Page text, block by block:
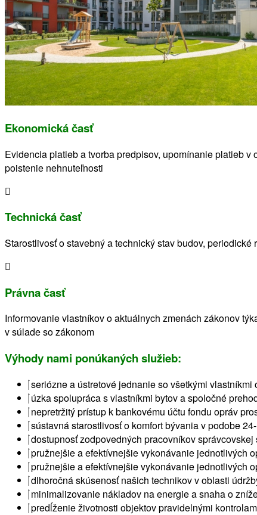
Ekonomická časť
Evidencia platieb a tvorba predpisov, upomínanie platieb
poistenie nehnuteľnosti
Technická časť
Starostlivosť o stavebný a technický stav budov,
Právna časť
Informovanie vlastníkov o aktuálnych zmenách zákonov
v súlade so zákonom
Výhody nami ponúkaných služieb:
seriózne a ústretové jednanie so všetkými vlastníkmi
úzka spolupráca s vlastníkmi bytov a spoločné
nepretržitý prístup k bankovému účtu fondu opráv
sústavná starostlivosť o komfort bývania v podobe
dostupnosť zodpovedných pracovníkov
pružnejšie a efektívnejšie vykonávanie jednotlivých
pružnejšie a efektívnejšie vykonávanie jednotlivých
dlhoročná skúsenosť našich technikov v oblasti
minimalizovanie nákladov na energie a snaha o
predĺženie životnosti objektov pravidelnými